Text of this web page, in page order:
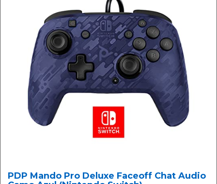
PDP Mando Pro Deluxe Faceoff Chat Audio